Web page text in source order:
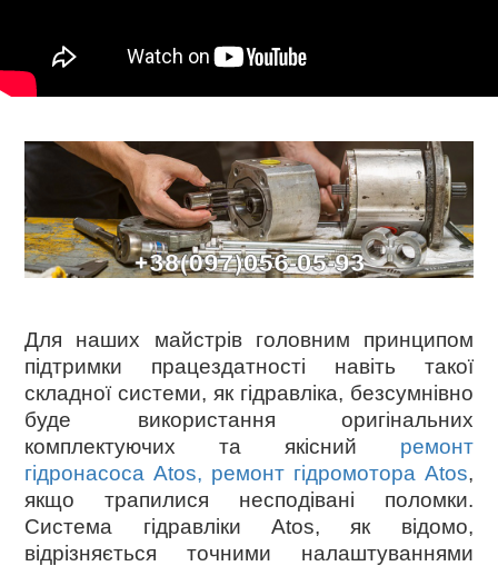
Для наших майстрів головним принципом
підтримки працездатності навіть такої
складної системи, як гідравліка, безсумнівно
буде використання оригінальних
комплектуючих та якісний ремонт
гідронасоса Atos, ремонт гідромотора Atos,
якщо трапилися несподівані поломки.
Система гідравліки Atos, як відомо,
відрізняється точними налаштуваннями